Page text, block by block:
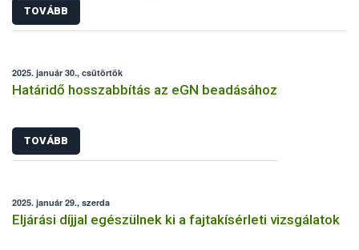
TOVÁBB
2025. január 30., csütörtök
Határidő hosszabbítás az eGN beadásához
TOVÁBB
2025. január 29., szerda
Eljárási díjjal egészülnek ki a fajtakísérleti vizsgálatok